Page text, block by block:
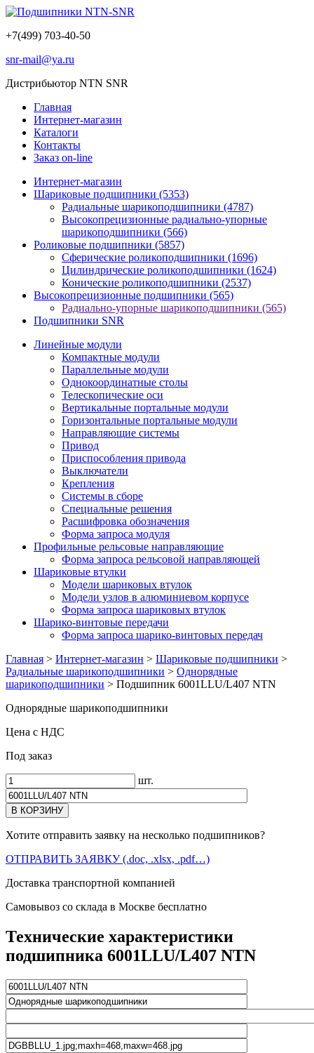
+7(499) 703-40-50
snr-mail@ya.ru
Дистрибьютор NTN SNR
Главная
Интернет-магазин
Каталоги
Контакты
Заказ on-line
Интернет-магазин
Шариковые подшипники (5353)
Радиальные шарикоподшипники (4787)
Высокопрецизионные радиально-упорные
шарикоподшипники (566)
Роликовые подшипники (5857)
Сферические роликоподшипники (1696)
Цилиндрические роликоподшипники (1624)
Конические роликоподшипники (2537)
Высокопрецизионные подшипники (565)
Радиально-упорные шарикоподшипники (565)
Подшипники SNR
Линейные модули
Компактные модули
Параллельные модули
Однокоординатные столы
Телескопические оси
Вертикальные портальные модули
Горизонтальные портальные модули
Направляющие системы
Привод
Приспособления привода
Выключатели
Крепления
Системы в сборе
Специальные решения
Расшифровка обозначения
Форма запроса модуля
Профильные рельсовые направляющие
Форма запроса рельсовой направляющей
Шариковые втулки
Модели шариковых втулок
Модели узлов в алюминиевом корпусе
Форма запроса шариковых втулок
Шарико-винтовые передачи
Форма запроса шарико-винтовых передач
Главная > Интернет-магазин > Шариковые подшипники >
Радиальные шарикоподшипники > Однорядные
шарикоподшипники > Подшипник 6001LLU/L407 NTN
Однорядные шарикоподшипники
Цена с НДС
Под заказ
шт.
Хотите отправить заявку на несколько подшипников?
ОТПРАВИТЬ ЗАЯВКУ (.doc, .xlsx, .pdf…)
Доставка транспортной компанией
Самовывоз со склада в Москве бесплатно
Технические характеристики
подшипника 6001LLU/L407 NTN